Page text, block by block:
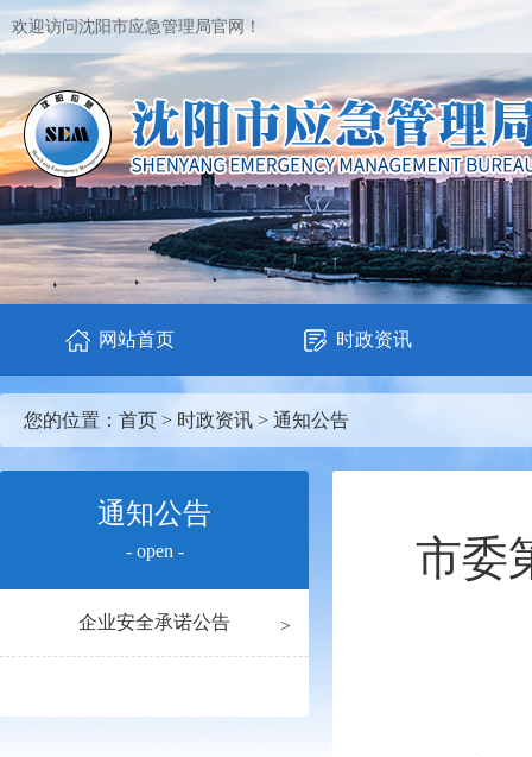
欢迎访问沈阳市应急管理局官网！
网站首页 时政资讯
您的位置： 首页 > 时政资讯 > 通知公告
通知公告
- open -
企业安全承诺公告
市委